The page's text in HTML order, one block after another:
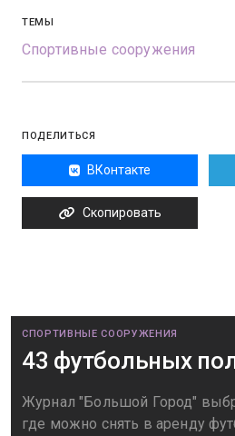
ТЕМЫ
Спортивные сооружения
ПОДЕЛИТЬСЯ
ВКонтакте
Скопировать
СПОРТИВНЫЕ СООРУЖЕНИЯ
43 футбольных
Журнал "Большой Город"
где можно снять в аренду